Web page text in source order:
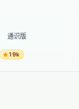
通识版
19k